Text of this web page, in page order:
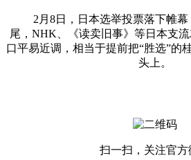
2月8日，日本选举投票落下帷幕
尾，NHK、《读卖旧事》等日本支
口平易近调，相当于提前把“胜选”的
头上。
扫一扫，关注官方